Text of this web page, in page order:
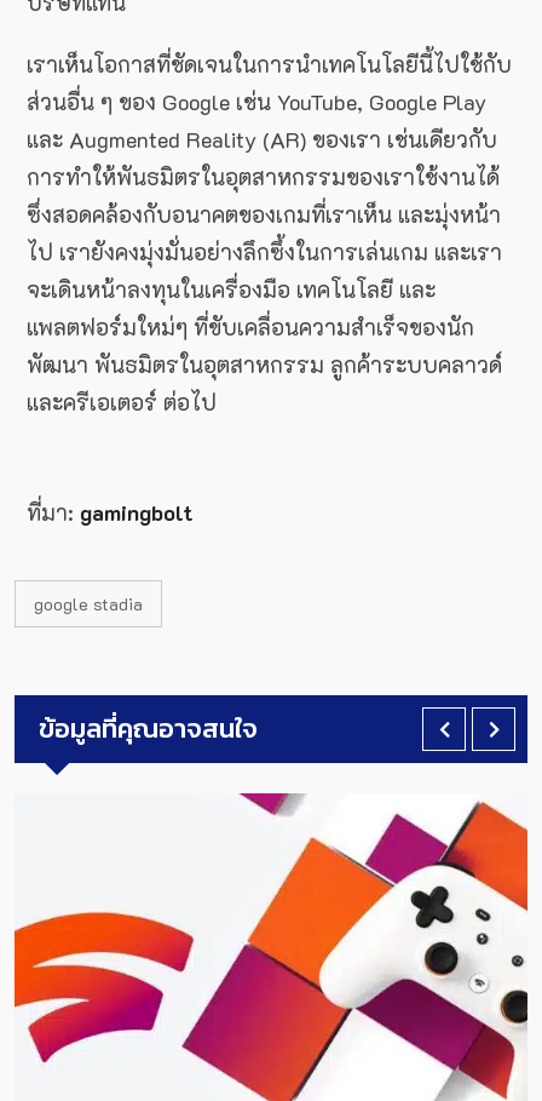
เราเห็นโอกาสที่ชัดเจนในการนำเทคโนโลยีนี้ไปใช้กับ
ส่วนอื่น ๆ ของ Google เช่น YouTube, Google Play
และ Augmented Reality (AR) ของเรา เช่นเดียวกับ
การทำให้พันธมิตรในอุตสาหกรรมของเราใช้งานได้
ซึ่งสอดคล้องกับอนาคตของเกมที่เราเห็น และมุ่งหน้า
ไป เรายังคงมุ่งมั่นอย่างลึกซึ้งในการเล่นเกม และเรา
จะเดินหน้าลงทุนในเครื่องมือ เทคโนโลยี และ
แพลตฟอร์มใหม่ๆ ที่ขับเคลื่อนความสำเร็จของนัก
พัฒนา พันธมิตรในอุตสาหกรรม ลูกค้าระบบคลาวด์
และครีเอเตอร์ ต่อไป
ที่มา: gamingbolt
google stadia
ข้อมูลที่คุณอาจสนใจ